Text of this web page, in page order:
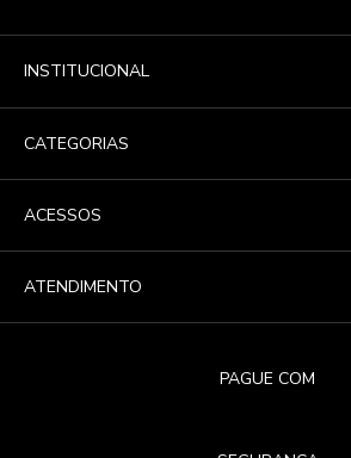
INSTITUCIONAL
CATEGORIAS
ACESSOS
ATENDIMENTO
PAGUE COM